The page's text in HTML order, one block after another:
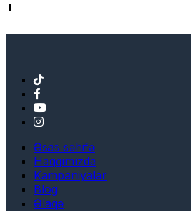
Əsas səhifə
Haqqımızda
Kampaniyalar
Blog
Əlaqə